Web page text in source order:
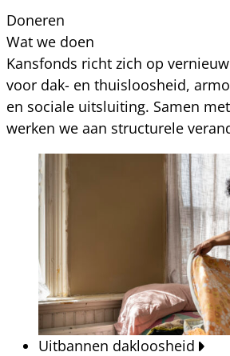
Doneren
Wat we doen
Kansfonds richt zich op
voor dak- en thuisloosheid,
en sociale uitsluiting. Samen
werken we aan structurele
Uitbannen dakloosheid